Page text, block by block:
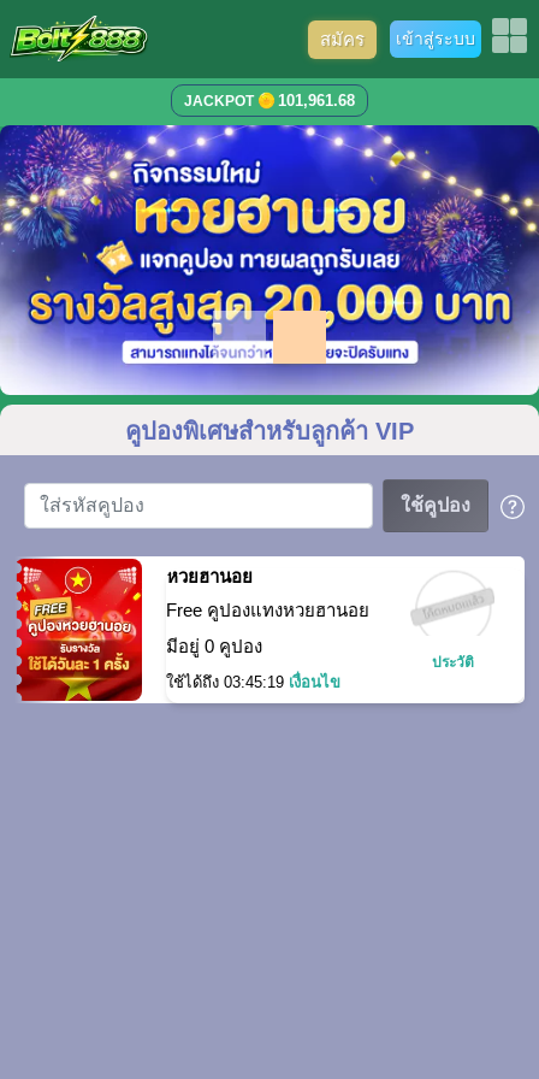
สมัคร เข้าสู่ระบบ
JACKPOT 101,961.68
คูปองพิเศษสำหรับลูกค้า VIP
ใช้คูปอง
หวยฮานอย
Free คูปองแทงหวยฮานอย
มีอยู่ 0 คูปอง
ใช้ได้ถึง 03:45:18 เงื่อนไข
ประวัติ